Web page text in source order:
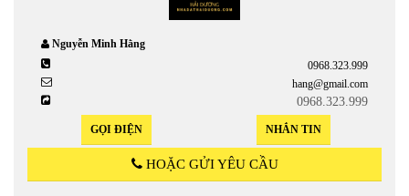
Nguyễn Minh Hằng
0968.323.999
hang@gmail.com
0968.323.999
GỌI ĐIỆN NHẮN TIN
HOẶC GỬI YÊU CẦU